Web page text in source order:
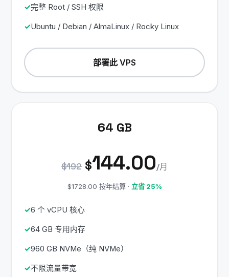
完整 Root / SSH 权限
Ubuntu / Debian / AlmaLinux / Rocky Linux
部署此 VPS
64 GB
$192 $144.00/月
$1728.00 按年结算 · 立省 25%
6 个 vCPU 核心
64 GB 专用内存
960 GB NVMe（纯 NVMe）
不限流量带宽